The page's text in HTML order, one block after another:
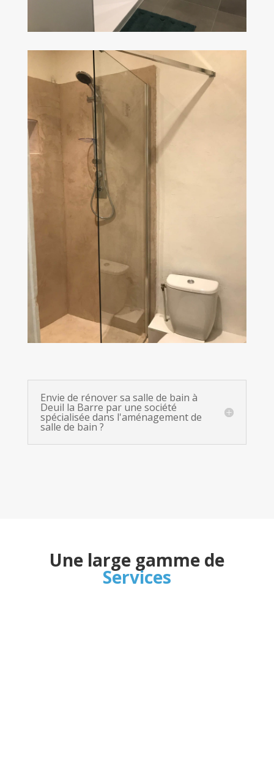
Envie de rénover sa salle de bain à
Deuil la Barre par une société
spécialisée dans l'aménagement de
salle de bain ?
Une large gamme de
Services